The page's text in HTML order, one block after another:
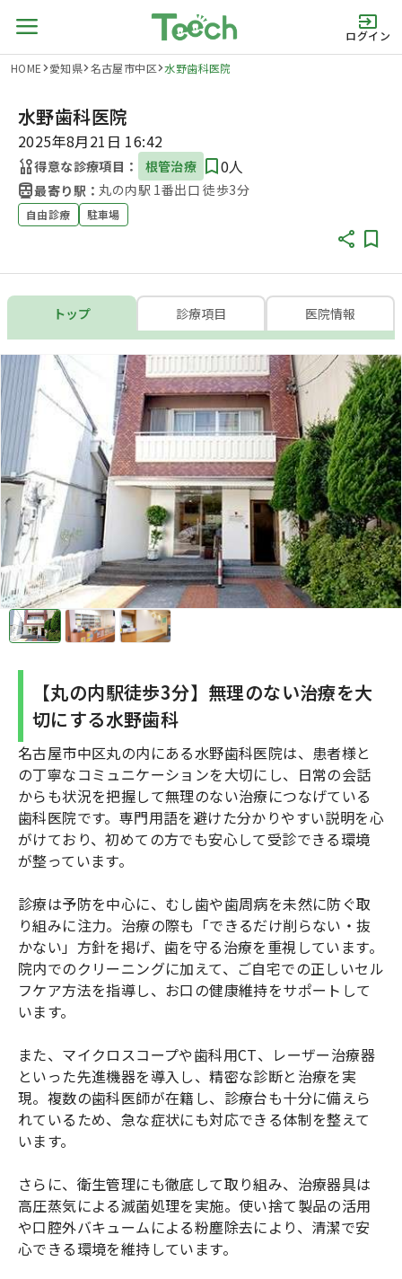
ログイン
HOME 愛知県 名古屋市中区 水野歯科医院
水野歯科医院
2025年8月21日 16:42
得意な診療項目： 根管治療 0人
最寄り駅： 丸の内駅 1番出口 徒歩3分
自由診療 駐車場
トップ 診療項目 医院情報
【丸の内駅徒歩3分】無理のない治療を大
切にする水野歯科
名古屋市中区丸の内にある水野歯科医院は、患者様と
の丁寧なコミュニケーションを大切にし、日常の会話
からも状況を把握して無理のない治療につなげている
歯科医院です。専門用語を避けた分かりやすい説明を心
がけており、初めての方でも安心して受診できる環境
が整っています。
診療は予防を中心に、むし歯や歯周病を未然に防ぐ取
り組みに注力。治療の際も「できるだけ削らない・抜
かない」方針を掲げ、歯を守る治療を重視しています。
院内でのクリーニングに加えて、ご自宅での正しいセル
フケア方法を指導し、お口の健康維持をサポートして
います。
また、マイクロスコープや歯科用CT、レーザー治療器
といった先進機器を導入し、精密な診断と治療を実
現。複数の歯科医師が在籍し、診療台も十分に備えら
れているため、急な症状にも対応できる体制を整えて
います。
さらに、衛生管理にも徹底して取り組み、治療器具は
高圧蒸気による滅菌処理を実施。使い捨て製品の活用
や口腔外バキュームによる粉塵除去により、清潔で安
心できる環境を維持しています。